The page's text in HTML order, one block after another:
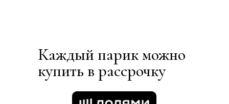
Каждый парик можно
купить в рассрочку